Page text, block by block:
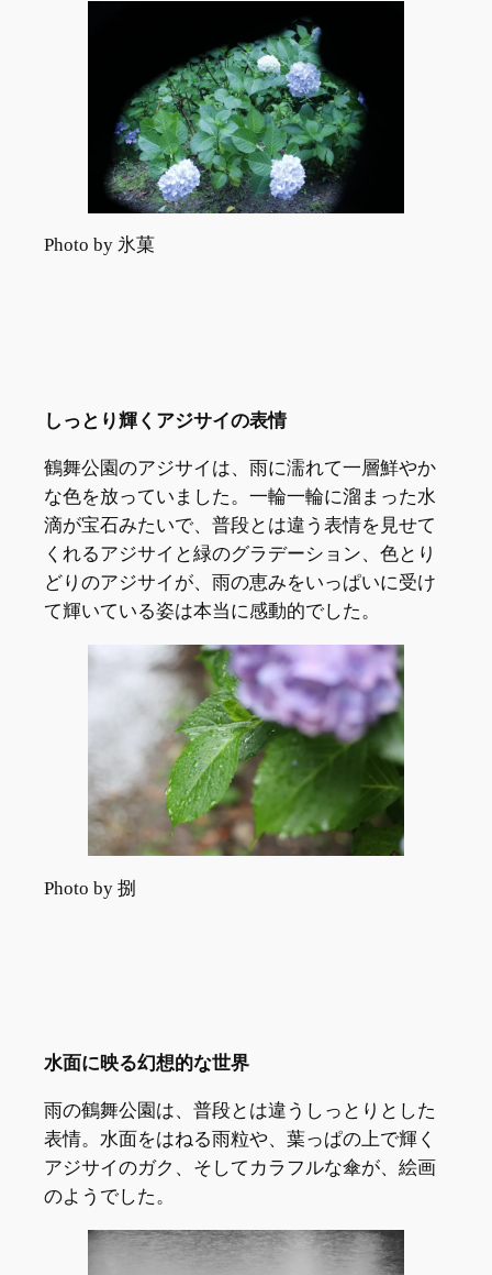
Photo by 氷菓
しっとり輝くアジサイの表情
鶴舞公園のアジサイは、雨に濡れて一層鮮やか
な色を放っていました。一輪一輪に溜まった水
滴が宝石みたいで、普段とは違う表情を見せて
くれるアジサイと緑のグラデーション、色とり
どりのアジサイが、雨の恵みをいっぱいに受け
て輝いている姿は本当に感動的でした。
Photo by 捌
水面に映る幻想的な世界
雨の鶴舞公園は、普段とは違うしっとりとした
表情。水面をはねる雨粒や、葉っぱの上で輝く
アジサイのガク、そしてカラフルな傘が、絵画
のようでした。